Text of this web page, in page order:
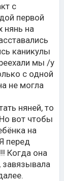
с
первой
нянь на
каникулы
мы /у
с одной
не могла
няней, то
вот чтобы
на
перед
Когда она
завязывала